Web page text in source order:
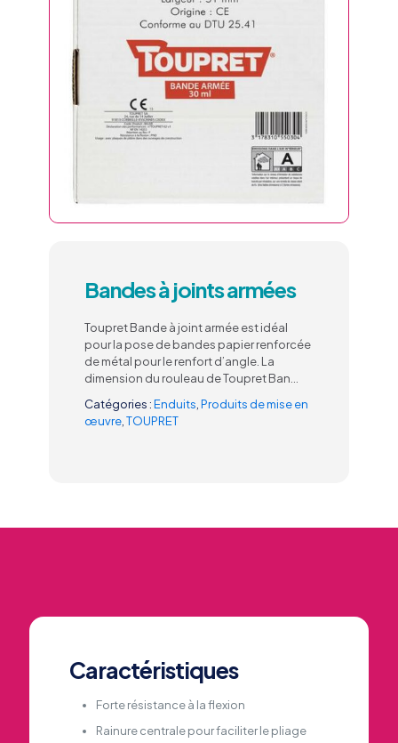
Bandes à joints armées
Toupret Bande à joint armée est idéal
pour la pose de bandes papier renforcée
de métal pour le renfort d’angle. La
dimension du rouleau de Toupret Ban…
Catégories :Enduits,Produits de mise en
œuvre,TOUPRET
Caractéristiques
Forte résistance à la flexion
Rainure centrale pour faciliter le pliage